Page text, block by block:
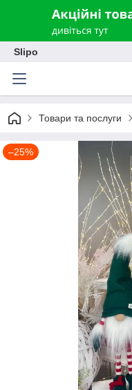
Slipo
Товари та послуги
–25%